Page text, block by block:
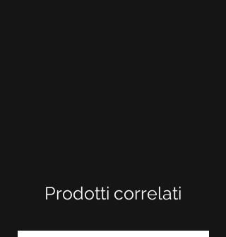
Prodotti correlati